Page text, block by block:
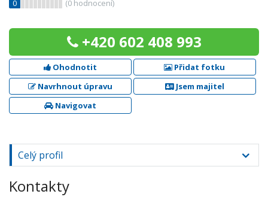
0
(0 hodnocení)
+420 602 408 993
Ohodnotit
Přidat fotku
Navrhnout úpravu
Jsem majitel
Navigovat
Celý profil
Kontakty